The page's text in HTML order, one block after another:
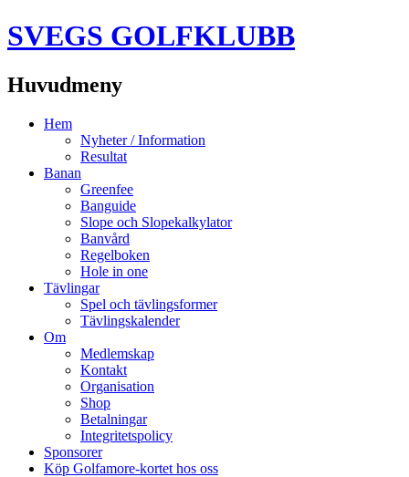
SVEGS GOLFKLUBB
Huvudmeny
HoppaHem
Nyheter / Information
Resultat
Banan
Greenfee
Banguide
Slope och Slopekalkylator
Banvård
Regelboken
Hole in one
Tävlingar
Spel och tävlingsformer
Tävlingskalender
Om
Medlemskap
Kontakt
Organisation
Shop
Betalningar
Integritetspolicy
Sponsorer
Köp Golfamore-kortet hos oss